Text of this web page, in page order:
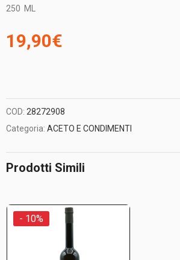
250 ML
19,90€
COD: 28272908
Categoria: ACETO E CONDIMENTI
Prodotti Simili
- 10%